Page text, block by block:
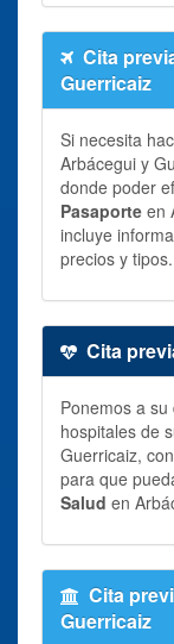
Cita
Guerricaiz
Si necesita
Arbácegui y
donde poder
Pasaporte en
incluye
precios y tipos.
Cita
Ponemos a
hospitales de
Guerricaiz,
para que
Salud en
Cita
Guerricaiz